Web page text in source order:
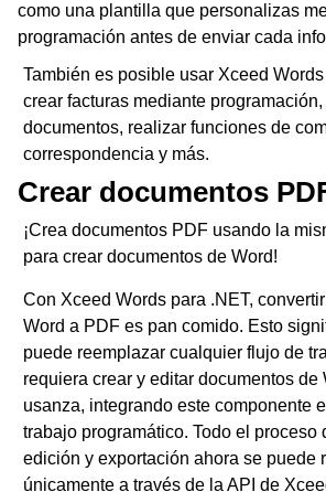
como una plantilla que personalizas
programación antes de enviar cada
También es posible usar Xceed
crear facturas mediante
documentos, realizar funciones de
correspondencia y más.
Crear documentos
¡Crea documentos PDF usando la
para crear documentos de Word!
Con Xceed Words para .NET,
Word a PDF es pan comido. Esto
puede reemplazar cualquier flujo de
requiera crear y editar documentos de
usanza, integrando este componente
trabajo programático. Todo el proceso
edición y exportación ahora se puede
únicamente a través de la API de